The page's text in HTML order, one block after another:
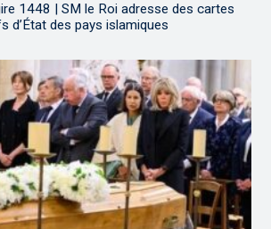
1448 | SM le Roi adresse des cartes
d’État des pays islamiques